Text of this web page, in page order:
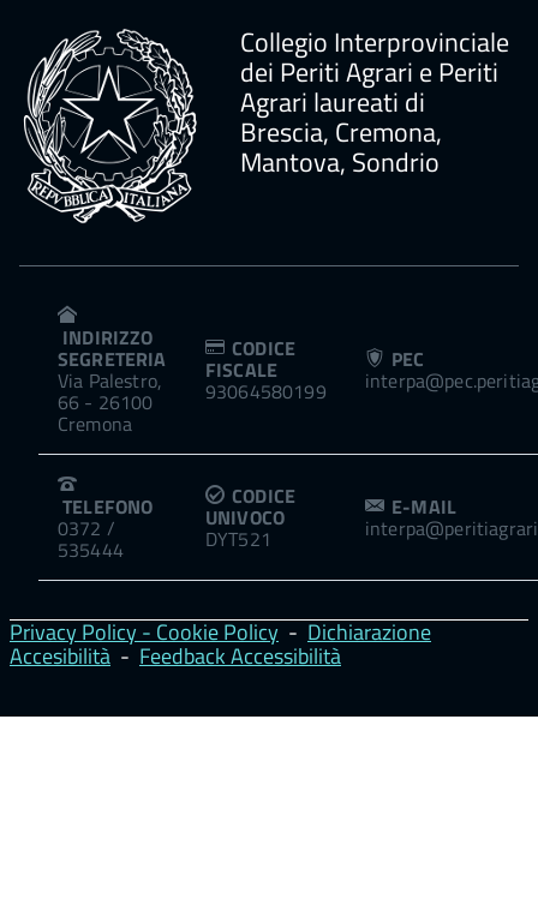
Collegio Interprovinciale
dei Periti Agrari e Periti
Agrari laureati di
Brescia, Cremona,
Mantova, Sondrio
INDIRIZZO
SEGRETERIA
Via Palestro,
66 - 26100
Cremona
CODICE
FISCALE
93064580199
PEC
TELEFONO
0372 /
535444
CODICE
UNIVOCO
DYT521
E-MAIL
Privacy Policy - Cookie Policy - Dichiarazione
Accesibilità - Feedback Accessibilità